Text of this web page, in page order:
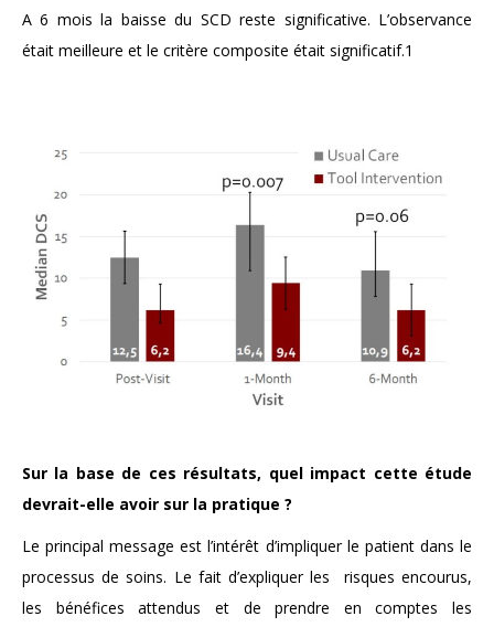
A 6 mois la baisse du SCD reste significative. L’observance
était meilleure et le critère composite était significatif.1
Sur la base de ces résultats, quel impact cette étude
devrait-elle avoir sur la pratique ?
Le principal message est l’intérêt d’impliquer le patient dans le
processus de soins. Le fait d’expliquer les risques encourus,
les bénéfices attendus et de prendre en comptes les